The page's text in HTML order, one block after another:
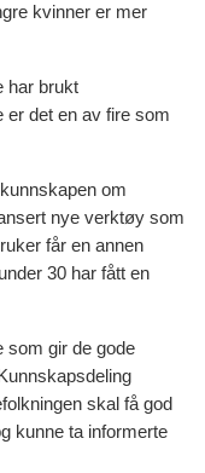
kvinner er mer
har brukt
er det en av fire som
om
nye verktøy som
får en annen
30 har fått en
som gir de gode
skal få god
kunne ta informerte